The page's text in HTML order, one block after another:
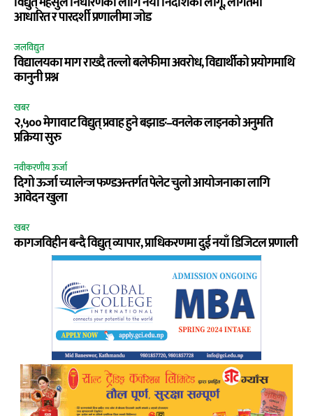
आधारित र पारदर्शी प्रणालीमा जोड
जलविद्युत
विद्यालयका माग राख्दै तल्लो बलेफीमा अवरोध, विद्यार्थीको प्रयोगमाथि
कानुनी प्रश्न
खबर
२,५०० मेगावाट विद्युत् प्रवाह हुने बझाङ–वनलेक लाइनको अनुमति
प्रक्रिया सुरु
नवीकरणीय ऊर्जा
दिगो ऊर्जा च्यालेन्ज फण्डअन्तर्गत पेलेट चुलो आयोजनाका लागि
आवेदन खुला
खबर
कागजविहीन बन्दै विद्युत् व्यापार, प्राधिकरणमा दुई नयाँ डिजिटल प्रणाली